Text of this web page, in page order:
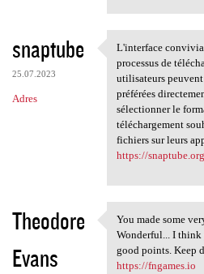
snaptube
25.07.2023
Adres
L'interface
L'interface
processus de
utilisateurs
préférées
sélectionner le
téléchargement
fichiers sur leurs
https://
Theodore
Evans
You made
You made some
Wonderful... I think
good points. Keep
https://fngames.io